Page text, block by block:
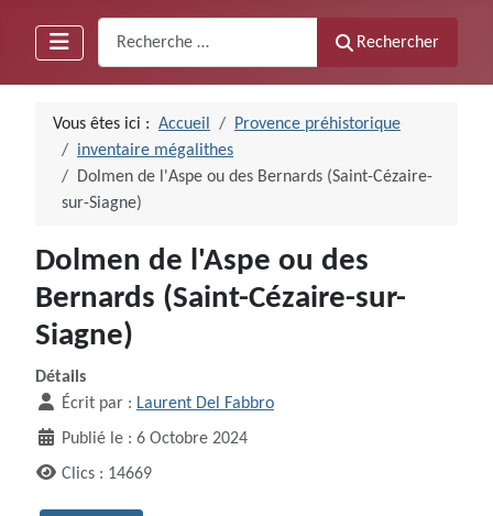
Rechercher
Vous êtes ici : Accueil
Provence préhistorique
inventaire mégalithes
Dolmen de l'Aspe ou des Bernards (Saint-Cézaire-
sur-Siagne)
Dolmen de l'Aspe ou des
Bernards (Saint-Cézaire-sur-
Siagne)
Détails
Écrit par : Laurent Del Fabbro
Publié le : 6 Octobre 2024
Clics : 14669